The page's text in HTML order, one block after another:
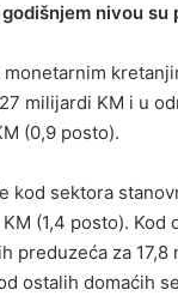
nivou
monetarnim
milijardi KM i u
(0,9 posto).
kod sektora
(1,4 posto).
preduzeća za
ostalih domaćih